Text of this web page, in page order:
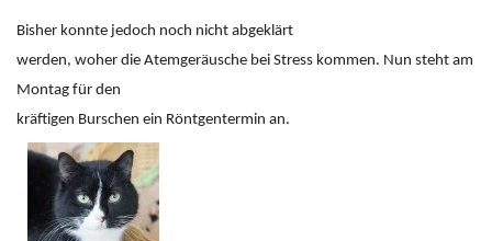
Bisher konnte jedoch noch nicht abgeklärt
werden, woher die Atemgeräusche bei Stress kommen. Nun steht am
Montag für den
kräftigen Burschen ein Röntgentermin an.